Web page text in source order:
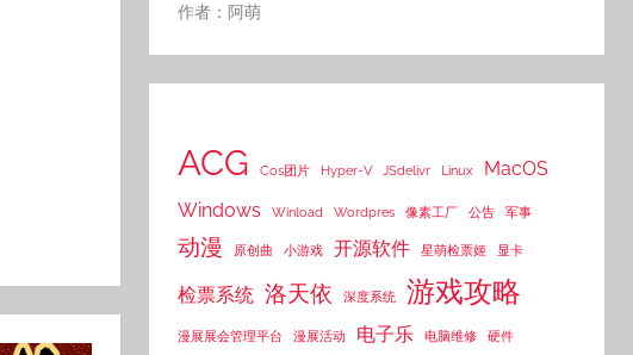
作者：阿萌
ACG Cos团片 Hyper-V JSdelivr Linux
MacOS
Windows
Winload Wordpres 像素工厂 公告 军事
动漫 原创曲 小游戏 开源软件 星萌检票姬 显卡
检票系统 洛天依 深度系统 游戏攻略
漫展展会管理平台 漫展活动 电子乐 电脑维修 硬件